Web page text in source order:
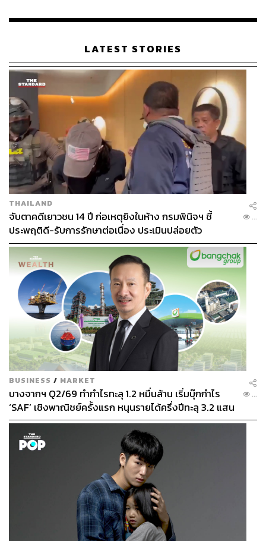
เรือนไทยที่ถูกซุกไว้
LATEST STORIES
THAILAND
จับตาคดีเยาวชน 14 ปี ก่อเหตุยิงในห้าง กรมพินิจฯ ชี้
ประพฤติดี-รับการรักษาต่อเนื่อง ประเมินปล่อยตัว
...
BUSINESS / MARKET
บางจากฯ Q2/69 ทำกำไรทะลุ 1.2 หมื่นล้าน เริ่มบุ๊กกำไร
‘SAF’ เชิงพาณิชย์ครั้งแรก หนุนรายได้ครึ่งปีทะลุ 3.2 แสน
ล้าน
...